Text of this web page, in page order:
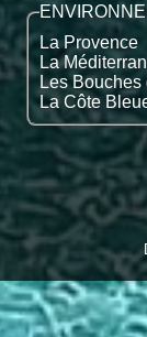
La Provence
La
Les
La Côte